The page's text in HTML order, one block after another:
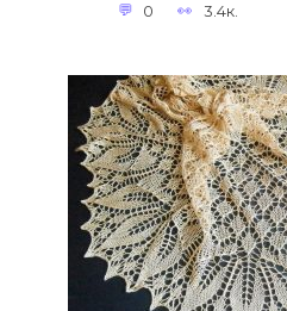
0 3.4к.